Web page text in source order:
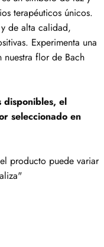
terapéuticos únicos.
de alta calidad,
Experimenta una
nuestra flor de Bach
disponibles, el
seleccionado en
producto puede variar